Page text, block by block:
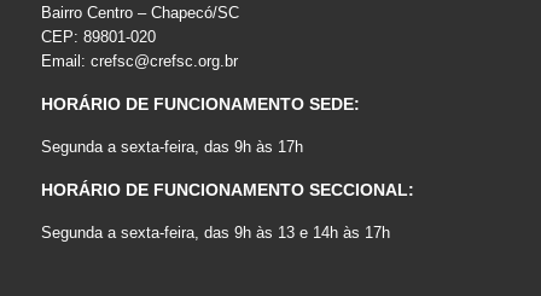
Bairro Centro – Chapecó/SC
CEP: 89801-020
Email: crefsc@crefsc.org.br
HORÁRIO DE FUNCIONAMENTO SEDE:
Segunda a sexta-feira, das 9h às 17h
HORÁRIO DE FUNCIONAMENTO SECCIONAL:
Segunda a sexta-feira, das 9h às 13 e 14h às 17h